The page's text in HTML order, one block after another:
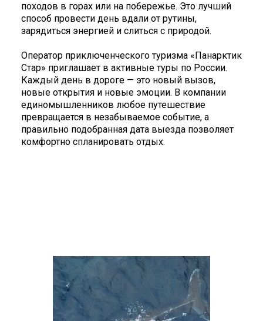
походов в горах или на побережье. Это лучший
способ провести день вдали от рутины,
зарядиться энергией и слиться с природой.
Оператор приключенческого туризма «Панарктик
Стар» приглашает в активные туры по России.
Каждый день в дороге — это новый вызов,
новые открытия и новые эмоции. В компании
единомышленников любое путешествие
превращается в незабываемое событие, а
правильно подобранная дата выезда позволяет
комфортно спланировать отдых.